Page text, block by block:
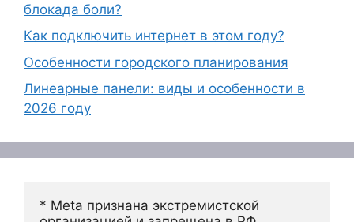
блокада боли?
Как подключить интернет в этом году?
Особенности городского планирования
Линеарные панели: виды и особенности в
2026 году
* Meta признана экстремистской